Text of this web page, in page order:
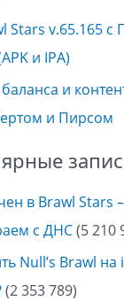
Stars v.65.165 с
и IPA)
и
и Пирсом
в Brawl Stars
с ДНС(5 210
Null’s Brawl на
(2 353 789)